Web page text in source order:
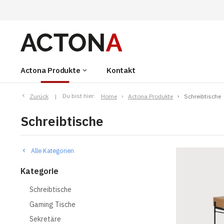
Actona Produkte keyboard_arrow_down Kontakt
Zurück Du bist hier: Home Actona Produkte Schreibtische
Schreibtische
Alle Kategorien
Kategorie
Schreibtische
Gaming Tische
Sekretäre